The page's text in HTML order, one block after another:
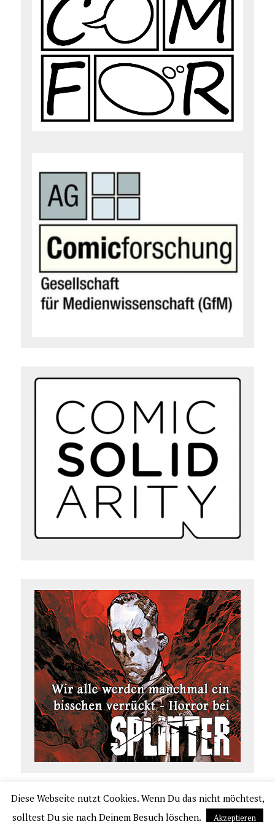
COPYRIGHT 2026 | COMIC.DE
Diese Webseite nutzt Cookies. Wenn Du das nicht möchtest,
solltest Du sie nach Deinem Besuch löschen.
Akzeptieren